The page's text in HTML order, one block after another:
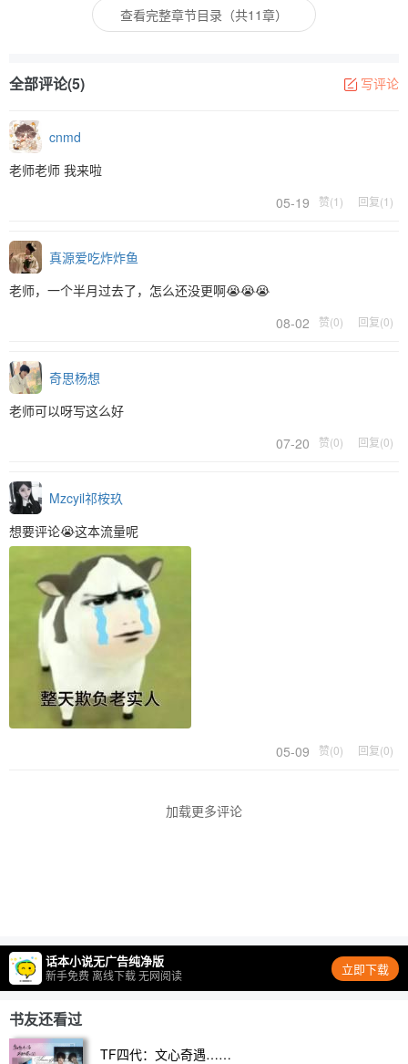
查看完整章节目录（共11章）
全部评论(5) 写评论
cnmd
老师老师 我来啦
05-19
赞(1) 回复(1)
真源爱吃炸炸鱼
老师，一个半月过去了，怎么还没更啊😭😭😭
08-02
赞(0) 回复(0)
奇思杨想
老师可以呀写这么好
07-20
赞(0) 回复(0)
Mzcyil祁桉玖
想要评论😭这本流量呢
05-09 赞(0) 回复(0)
加载更多评论
话本小说无广告纯净版
新手免费 离线下载 无网阅读 立即下载
书友还看过
TF四代：文心奇遇……